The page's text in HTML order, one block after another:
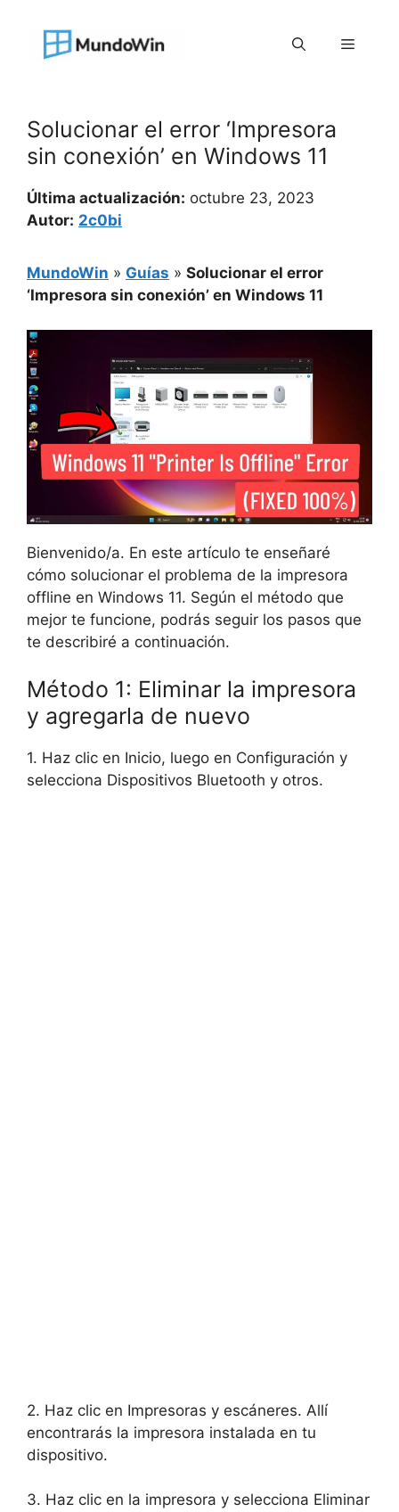
contenido
Menú
Solucionar el error ‘Impresora
sin conexión’ en Windows 11
Última actualización: octubre 23, 2023
Autor: 2c0bi
MundoWin » Guías » Solucionar el error
‘Impresora sin conexión’ en Windows 11
Bienvenido/a. En este artículo te enseñaré
cómo solucionar el problema de la impresora
offline en Windows 11. Según el método que
mejor te funcione, podrás seguir los pasos que
te describiré a continuación.
Método 1: Eliminar la impresora
y agregarla de nuevo
1. Haz clic en Inicio, luego en Configuración y
selecciona Dispositivos Bluetooth y otros.
2. Haz clic en Impresoras y escáneres. Allí
encontrarás la impresora instalada en tu
dispositivo.
3. Haz clic en la impresora y selecciona Eliminar